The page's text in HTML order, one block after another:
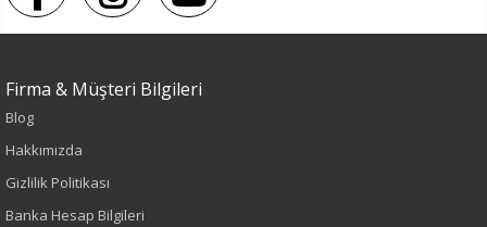
Siyah
Sonbahar-Kış
Yaş Grubu
Yetişkin
Firma & Müşteri Bilgileri
Blog
Hakkımızda
Gizlilik Politikası
Banka Hesap Bilgileri